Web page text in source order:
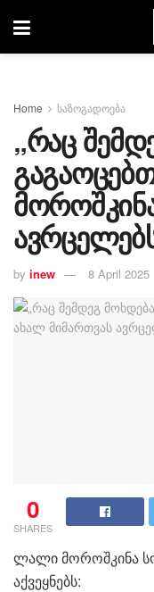
Home საზოგადოება
„რაც
by inew 8 April 2025
0
SHARES
ლალი მოროშკინა
აქვეყნებს: